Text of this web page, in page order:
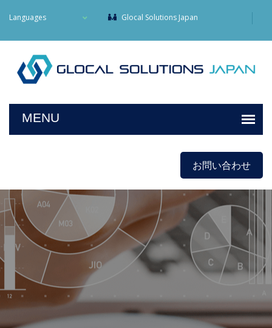
Languages Glocal Solutions Japan
お問い合わせ